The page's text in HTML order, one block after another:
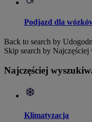
Podjazd dla
Back to search by
Skip search by
Najczęściej
Klimatyzacja